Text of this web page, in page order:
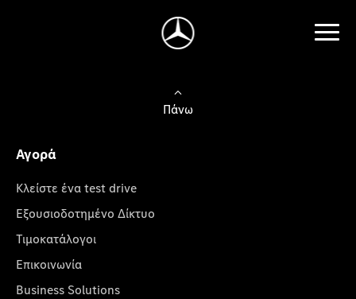
Πάνω
Αγορά
Κλείστε ένα test drive
Εξουσιοδοτημένο Δίκτυο
Τιμοκατάλογοι
Επικοινωνία
Business Solutions